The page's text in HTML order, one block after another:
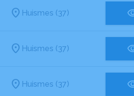
Huismes (37)
Huismes (37)
Huismes (37)